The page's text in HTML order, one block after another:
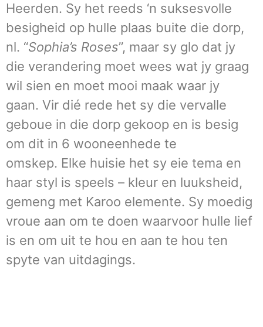
Heerden. Sy het reeds ‘n suksesvolle
besigheid op hulle plaas buite die dorp,
nl. “Sophia’s Roses”, maar sy glo dat jy
die verandering moet wees wat jy graag
wil sien en moet mooi maak waar jy
gaan. Vir dié rede het sy die vervalle
geboue in die dorp gekoop en is besig
om dit in 6 wooneenhede te
omskep. Elke huisie het sy eie tema en
haar styl is speels – kleur en luuksheid,
gemeng met Karoo elemente. Sy moedig
vroue aan om te doen waarvoor hulle lief
is en om uit te hou en aan te hou ten
spyte van uitdagings.